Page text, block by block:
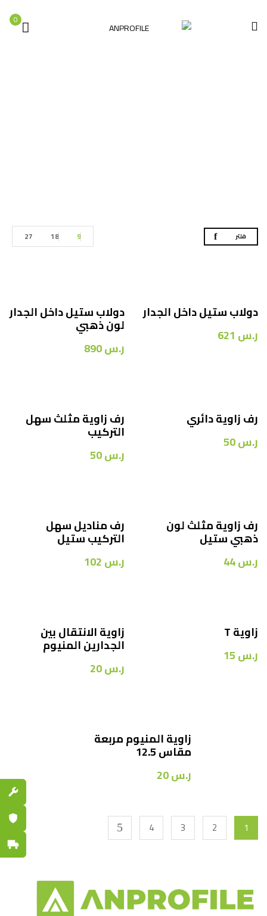
0
فلتر 9
18
27
دولاب ستيل داخل الجدار
ر.س 621
دولاب ستيل داخل الجدار
لون ذهبي
ر.س890
رف زاوية دائري
ر.س50
رف زاوية مثلث سهل
التركيب
ر.س50
رف زاوية مثلث لون
ذهبي ستيل
ر.س44
رف مناديل سهل
التركيب ستيل
ر.س102
زاوية T
ر.س15
زاوية الانتقال بين
الجدارين المنيوم
ر.س20
زاوية المنيوم مربعة
مقاس 12.5
ر.س20
1
2
3
4
قطع
ضمان